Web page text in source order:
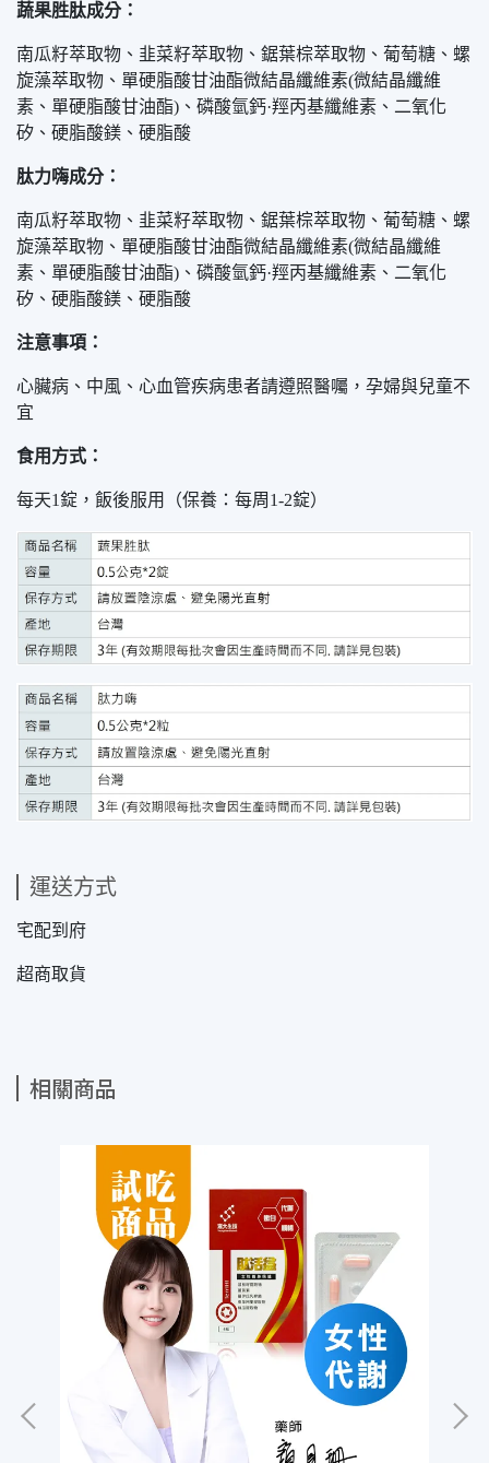
蔬果胜肽成分：
南瓜籽萃取物、韭菜籽萃取物、鋸葉棕萃取物、葡萄糖、螺
旋藻萃取物、單硬脂酸甘油酯微結晶纖維素(微結晶纖維
素、單硬脂酸甘油酯)、磷酸氫鈣·羥丙基纖維素、二氧化
矽、硬脂酸鎂、硬脂酸
肽力嗨成分：
南瓜籽萃取物、韭菜籽萃取物、鋸葉棕萃取物、葡萄糖、螺
旋藻萃取物、單硬脂酸甘油酯微結晶纖維素(微結晶纖維
素、單硬脂酸甘油酯)、磷酸氫鈣·羥丙基纖維素、二氧化
矽、硬脂酸鎂、硬脂酸
注意事項：
心臟病、中風、心血管疾病患者請遵照醫囑，孕婦與兒童不
宜
食用方式：
每天1錠，飯後服用（保養：每周1-2錠）
運送方式
宅配到府
超商取貨
相關商品